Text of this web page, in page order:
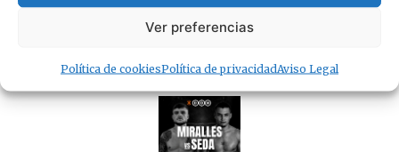
Ver preferencias
Política de cookiesPolítica de privacidadAviso Legal
sector donde cualquiera puede ejercer sin titulación
08/08/2026